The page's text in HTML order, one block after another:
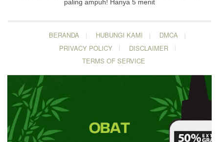
paling ampuh! Hanya 5 menit
BERANDA HUBUNGI KAMI
DMCA
PRIVACY POLICY
DISCLAIMER
TERMS OF SERVICE